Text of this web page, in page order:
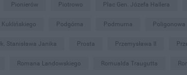
Pionierów Piotrowo Plac Gen. Józefa Hallera
Kuklińskiego Podgórna Podmurna Poligonowa
Stanisława Janika Prosta Przemysława II
Romana Landowskiego Romualda Traugutta